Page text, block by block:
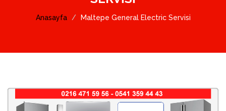
Anasayfa Maltepe General Electric Servisi